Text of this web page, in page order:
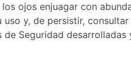
ojos enjuagar con
y, de persistir,
Seguridad desarrolladas